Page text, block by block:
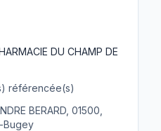
DU CHAMP DE
référencée(s)
BERARD, 01500,
Bugey